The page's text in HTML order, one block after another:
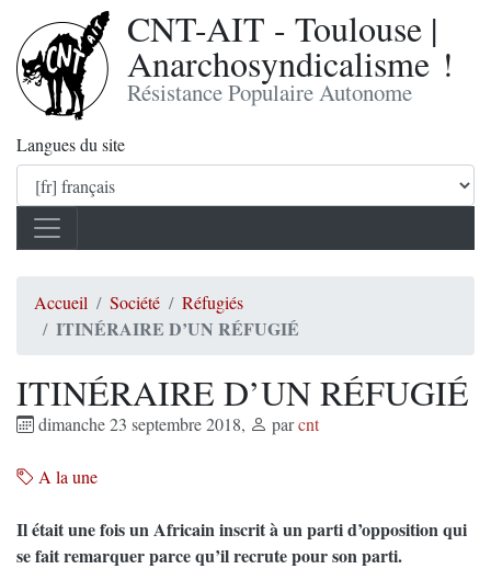
CNT-AIT - Toulouse |
Anarchosyndicalisme !
Résistance Populaire Autonome
Langues du site
Accueil Société Réfugiés
ITINÉRAIRE D’UN RÉFUGIÉ
ITINÉRAIRE D’UN RÉFUGIÉ
dimanche 23 septembre 2018, parcnt
A la une
Il était une fois un Africain inscrit à un parti d’opposition qui
se fait remarquer parce qu’il recrute pour son parti.